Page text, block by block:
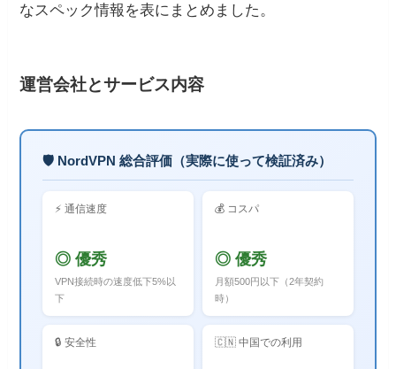
なスペック情報を表にまとめました。
運営会社とサービス内容
🛡️ NordVPN 総合評価（実際に使って検証済み）
⚡ 通信速度
◎ 優秀
VPN接続時の速度低下5%以
下
💰 コスパ
◎ 優秀
月額500円以下（2年契約
時）
🔒 安全性 🇨🇳 中国での利用